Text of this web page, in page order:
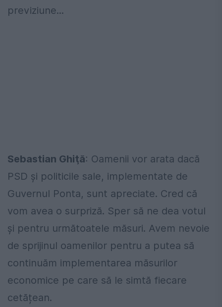
previziune...
Sebastian Ghiţă: Oamenii vor arata dacă
PSD și politicile sale, implementate de
Guvernul Ponta, sunt apreciate. Cred că
vom avea o surpriză. Sper să ne dea votul
și pentru următoatele măsuri. Avem nevoie
de sprijinul oamenilor pentru a putea să
continuăm implementarea măsurilor
economice pe care să le simtă fiecare
cetățean.